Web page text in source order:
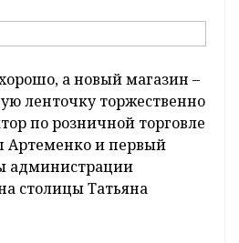
а новый магазин –
ленточку торжественно
по розничной торговле
Артеменко и первый
администрации
столицы Татьяна